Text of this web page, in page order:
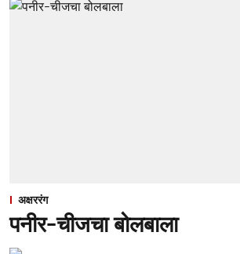
अक्षररंग
पनीर-चीजचा बोलबाला